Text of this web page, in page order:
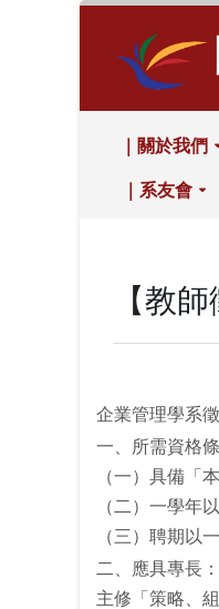
｜關於我們
｜系友會
【教
企業管理學系
一、所需資格條
（一）具備「
（二）一學年
（三）聘期以
二、應具專長：
主修「策略、